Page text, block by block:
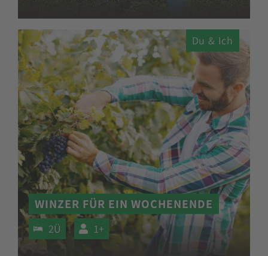
Du & Ich
WINZER FÜR EIN WOCHENENDE
2Ü 1+